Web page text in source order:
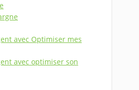
avec Optimiser mes
avec optimiser son